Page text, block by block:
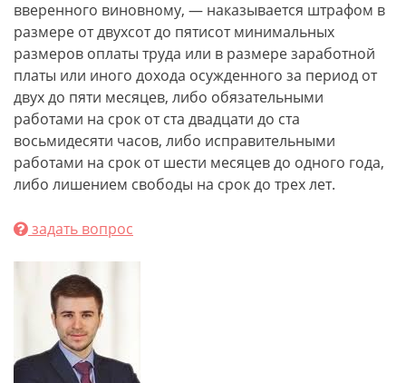
вверенного виновному, — наказывается штрафом в
размере от двухсот до пятисот минимальных
размеров оплаты труда или в размере заработной
платы или иного дохода осужденного за период от
двух до пяти месяцев, либо обязательными
работами на срок от ста двадцати до ста
восьмидесяти часов, либо исправительными
работами на срок от шести месяцев до одного года,
либо лишением свободы на срок до трех лет.
задать вопрос